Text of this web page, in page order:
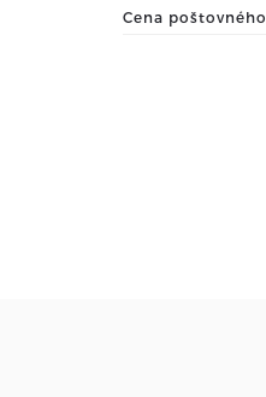
Cena poštovného